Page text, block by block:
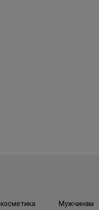
Мужчинам